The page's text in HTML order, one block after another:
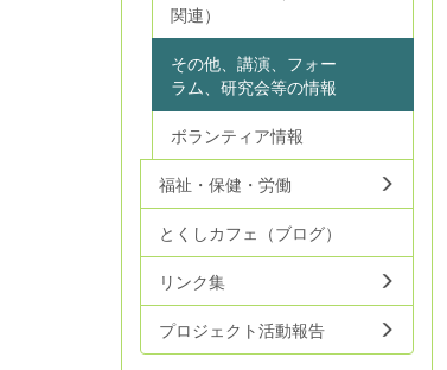
関連）
その他、講演、フォー
ラム、研究会等の情報
ボランティア情報
福祉・保健・労働
とくしカフェ（ブログ）
リンク集
プロジェクト活動報告